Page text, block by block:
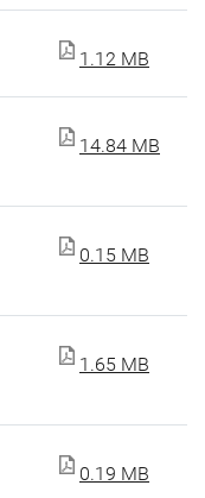
1.12 MB
14.84 MB
0.15 MB
1.65 MB
0.19 MB